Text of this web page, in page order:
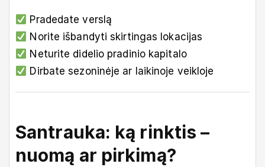
Pradedate verslą
Norite išbandyti skirtingas lokacijas
Neturite didelio pradinio kapitalo
Dirbate sezoninėje ar laikinoje veikloje
Santrauka: ką rinktis –
nuomą ar pirkimą?